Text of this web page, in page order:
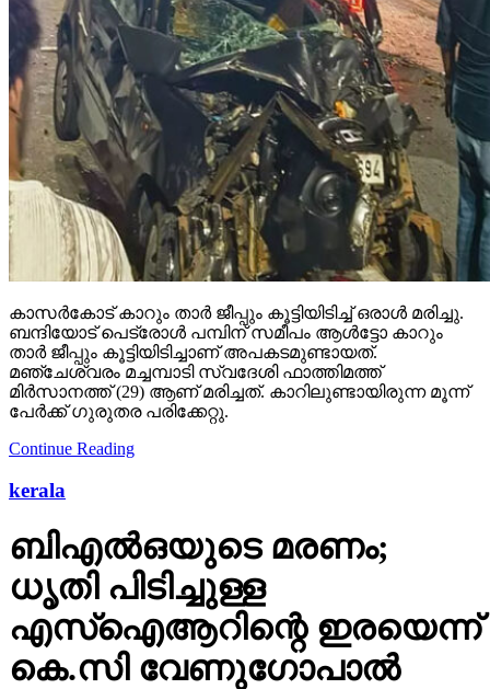
കാസര്‍കോട് കാറും താര്‍ ജീപ്പും കൂട്ടിയിടിച്ച് ഒരാള്‍ മരിച്ചു.
ബന്ദിയോട് പെട്രോള്‍ പമ്പിന് സമീപം ആള്‍ട്ടോ കാറും
താര്‍ ജീപ്പും കൂട്ടിയിടിച്ചാണ് അപകടമുണ്ടായത്.
മഞ്ചേശ്വരം മച്ചമ്പാടി സ്വദേശി ഫാത്തിമത്ത്
മിര്‍സാനത്ത് (29) ആണ് മരിച്ചത്. കാറിലുണ്ടായിരുന്ന മൂന്ന്
പേര്‍ക്ക് ഗുരുതര പരിക്കേറ്റു.
Continue Reading
kerala
ബിഎല്‍ഒയുടെ മരണം;
ധൃതി പിടിച്ചുള്ള
എസ്‌ഐആറിന്റെ ഇരയെന്ന്
കെ.സി വേണുഗോപാല്‍